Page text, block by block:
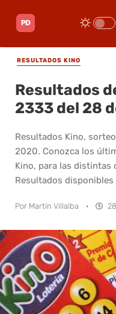
RESULTADOS KINO
Resultados
2333 del 28
Resultados Kino,
2020. Conozca los
Kino, para las distintas
Resultados
Por Martín Villalba ·